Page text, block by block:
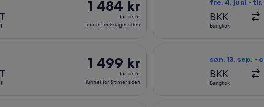
1 484 kr
Tur-
retur,
2
dager
1 484 kr
Tur-retur
funnet for 2 dager siden
fre. 4. juni - tir.
BKK
Bangkok
1 499 kr
Tur-
retur,
1 499 kr
Tur-retur
funnet for 5 timer siden
søn. 13. sep. -
BKK
Bangkok